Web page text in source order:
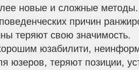
новые и сложные методы.
причин
теряют свою значимость.
юзабилити,
юзеров, теряют позиции,